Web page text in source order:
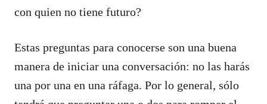
con quien no tiene futuro?
Estas preguntas para conocerse son una buena
manera de iniciar una conversación: no las harás
una por una en una ráfaga. Por lo general, sólo